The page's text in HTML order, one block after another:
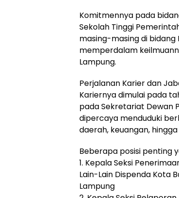
Komitmennya pada
Sekolah Tinggi
masing-masing di
memperdalam
Lampung.
Perjalanan Karier dan
Kariernya dimulai pada
pada Sekretariat Dewan
dipercaya menduduki
daerah, keuangan,
Beberapa posisi penting
1. Kepala Seksi
Lain-Lain Dispenda Kota
Lampung